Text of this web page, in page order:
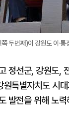
두번째)이 강원도 이·
정선군, 강원도,
특별자치도 시
발전을 위해 노